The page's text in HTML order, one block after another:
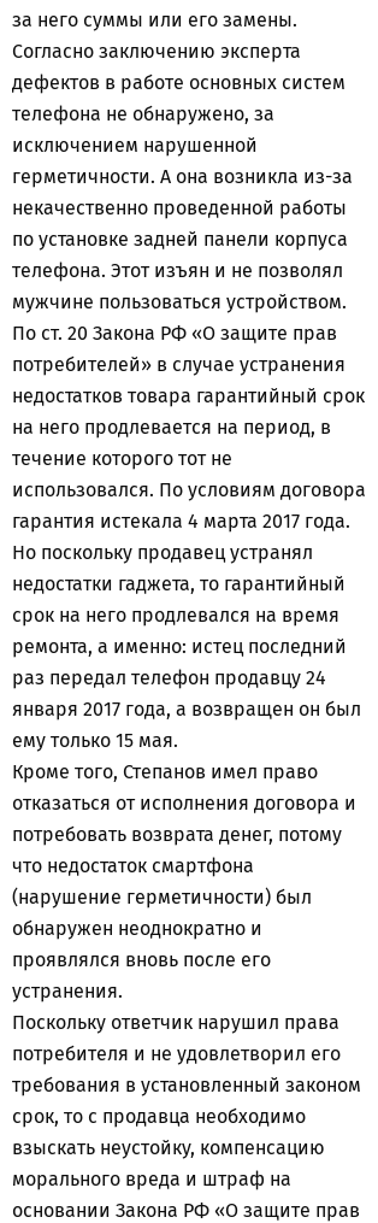
за него суммы или его замены.
Согласно заключению эксперта
дефектов в работе основных систем
телефона не обнаружено, за
исключением нарушенной
герметичности. А она возникла из-за
некачественно проведенной работы
по установке задней панели корпуса
телефона. Этот изъян и не позволял
мужчине пользоваться устройством.
По ст. 20 Закона РФ «О защите прав
потребителей» в случае устранения
недостатков товара гарантийный срок
на него продлевается на период, в
течение которого тот не
использовался. По условиям договора
гарантия истекала 4 марта 2017 года.
Но поскольку продавец устранял
недостатки гаджета, то гарантийный
срок на него продлевался на время
ремонта, а именно: истец последний
раз передал телефон продавцу 24
января 2017 года, а возвращен он был
ему только 15 мая.
Кроме того, Степанов имел право
отказаться от исполнения договора и
потребовать возврата денег, потому
что недостаток смартфона
(нарушение герметичности) был
обнаружен неоднократно и
проявлялся вновь после его
устранения.
Поскольку ответчик нарушил права
потребителя и не удовлетворил его
требования в установленный законом
срок, то с продавца необходимо
взыскать неустойку, компенсацию
морального вреда и штраф на
основании Закона РФ «О защите прав